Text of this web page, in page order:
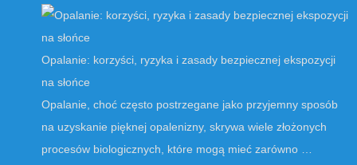
Opalanie: korzyści, ryzyka i zasady bezpiecznej ekspozycji
na słońce
Opalanie, choć często postrzegane jako przyjemny sposób
na uzyskanie pięknej opalenizny, skrywa wiele złożonych
procesów biologicznych, które mogą mieć zarówno …